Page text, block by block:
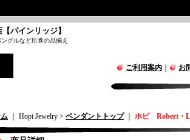
パインリッジ】
グルなど圧巻の品揃え
ご利用案内 お
｜ Hopi Jewelry > ペンダントトップ｜ ホピ Robert・